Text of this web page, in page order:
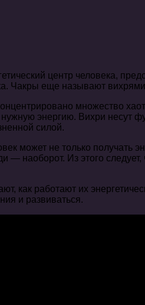
центр человека,
Чакры еще называют
множество
нужную энергию. Вихри несут
силой.
может не только получать
— наоборот. Из этого
как работают их
и развиваться.